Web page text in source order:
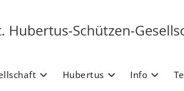
Hubertus Info